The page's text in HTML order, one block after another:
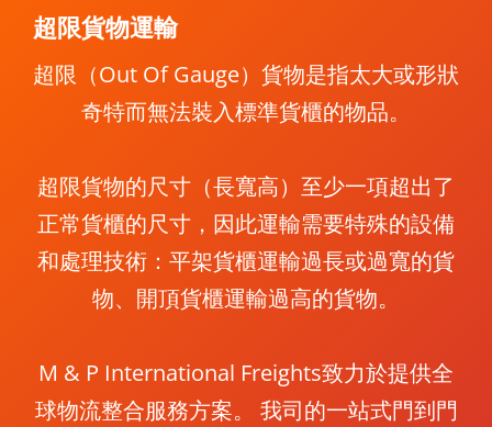
超限貨物運輸
超限（Out Of Gauge）貨物是指太大或形狀
奇特而無法裝入標準貨櫃的物品。
超限貨物的尺寸（長寬高）至少一項超出了
正常貨櫃的尺寸，因此運輸需要特殊的設備
和處理技術：平架貨櫃運輸過長或過寬的貨
物、開頂貨櫃運輸過高的貨物。
M & P International Freights致力於提供全
球物流整合服務方案。 我司的一站式門到門